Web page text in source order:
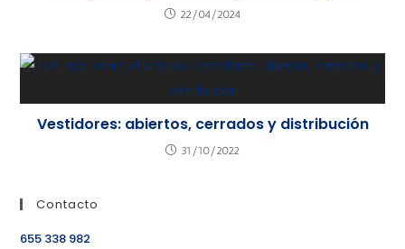
22/04/2024
Vestidores: abiertos, cerrados y distribución
31/10/2022
Contacto
655 338 982